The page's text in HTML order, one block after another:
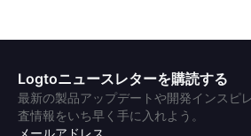
Logtoニュースレターを購読する
最新の製品アップデートや開発インスピ
査情報をいち早く手に入れよう。
メールアドレス